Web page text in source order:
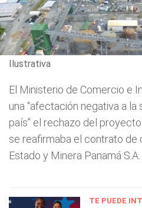
Ilustrativa
El Ministerio de Comercio e
una “afectación negativa a
país” el rechazo del
se reafirmaba el contrato de
Estado y Minera Panamá S.A.
TE PUEDE